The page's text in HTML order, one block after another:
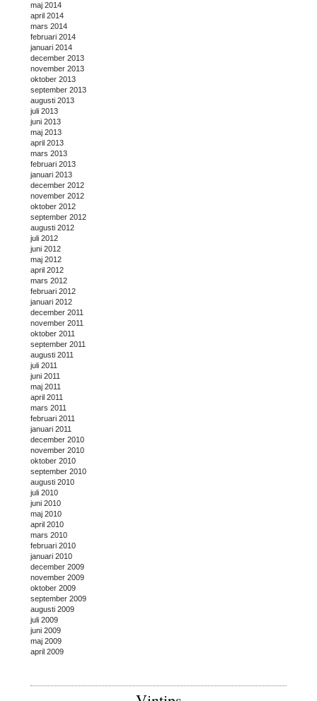
maj 2014
april 2014
mars 2014
februari 2014
januari 2014
december 2013
november 2013
oktober 2013
september 2013
augusti 2013
juli 2013
juni 2013
maj 2013
april 2013
mars 2013
februari 2013
januari 2013
december 2012
november 2012
oktober 2012
september 2012
augusti 2012
juli 2012
juni 2012
maj 2012
april 2012
mars 2012
februari 2012
januari 2012
december 2011
november 2011
oktober 2011
september 2011
augusti 2011
juli 2011
juni 2011
maj 2011
april 2011
mars 2011
februari 2011
januari 2011
december 2010
november 2010
oktober 2010
september 2010
augusti 2010
juli 2010
juni 2010
maj 2010
april 2010
mars 2010
februari 2010
januari 2010
december 2009
november 2009
oktober 2009
september 2009
augusti 2009
juli 2009
juni 2009
maj 2009
april 2009